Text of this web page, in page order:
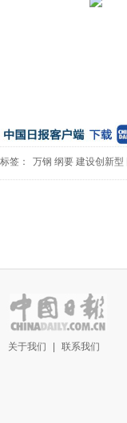
标签： 万钢 纲要 建设创新型
关于我们 联系我们